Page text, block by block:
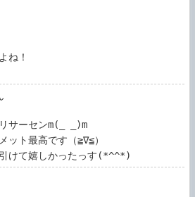
ね！
サーセンm(_ _)m
ット最高です（≧∇≦）
けて嬉しかったっす(*^^*)